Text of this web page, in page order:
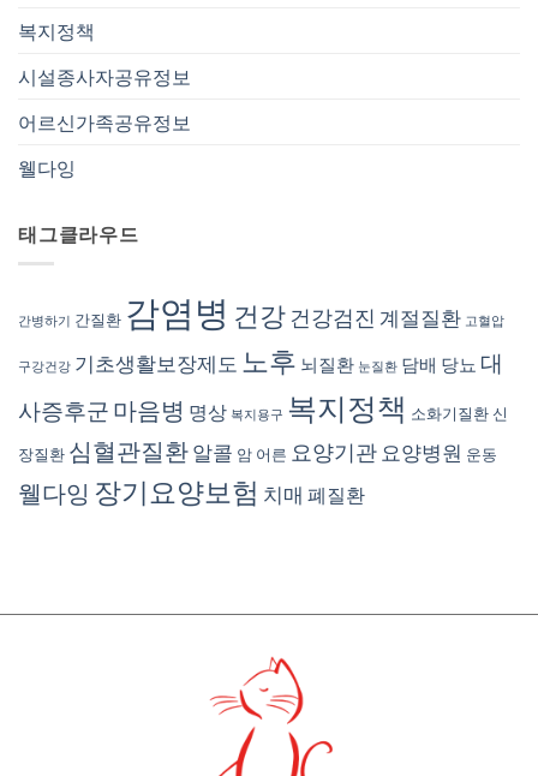
복지정책
시설종사자공유정보
어르신가족공유정보
웰다잉
태그클라우드
간병하기 간질환 감염병 건강 건강검진 계절질환 고혈압
구강건강 기초생활보장제도 노후 뇌질환 눈질환 담배 당뇨 대
사증후군 마음병 명상 복지용구 복지정책 소화기질환 신
장질환 심혈관질환알콜 암 어른 요양기관 요양병원 운동
웰다잉 장기요양보험 치매 폐질환